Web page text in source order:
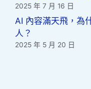
2025 年 7 月 16 日
AI 內容滿天飛，為
人？
2025 年 5 月 20 日